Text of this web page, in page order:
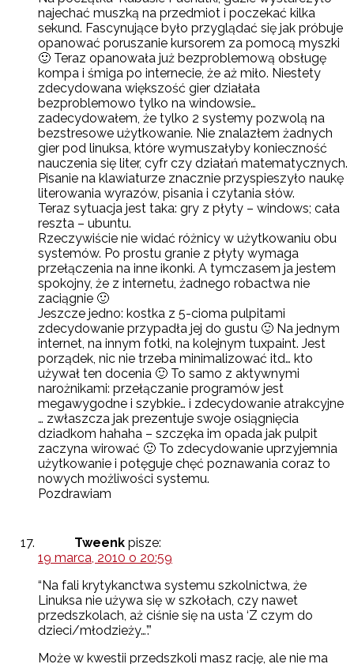
najechać muszką na przedmiot i poczekać kilka
sekund. Fascynujące było przyglądać się jak próbuje
opanować poruszanie kursorem za pomocą myszki
🙂 Teraz opanowała już bezproblemową obsługę
kompa i śmiga po internecie, że aż miło. Niestety
zdecydowana większość gier działała
bezproblemowo tylko na windowsie…
zadecydowałem, że tylko 2 systemy pozwolą na
bezstresowe użytkowanie. Nie znalazłem żadnych
gier pod linuksa, które wymuszałyby konieczność
nauczenia się liter, cyfr czy działań matematycznych.
Pisanie na klawiaturze znacznie przyspieszyło naukę
literowania wyrazów, pisania i czytania słów.
Teraz sytuacja jest taka: gry z płyty – windows; cała
reszta – ubuntu.
Rzeczywiście nie widać różnicy w użytkowaniu obu
systemów. Po prostu granie z płyty wymaga
przełączenia na inne ikonki. A tymczasem ja jestem
spokojny, że z internetu, żadnego robactwa nie
zaciągnie 🙂
Jeszcze jedno: kostka z 5-cioma pulpitami
zdecydowanie przypadła jej do gustu 🙂 Na jednym
internet, na innym fotki, na kolejnym tuxpaint. Jest
porządek, nic nie trzeba minimalizować itd… kto
używał ten docenia 🙂 To samo z aktywnymi
narożnikami: przełączanie programów jest
megawygodne i szybkie… i zdecydowanie atrakcyjne
… zwłaszcza jak prezentuje swoje osiągnięcia
dziadkom hahaha – szczęka im opada jak pulpit
zaczyna wirować 🙂 To zdecydowanie uprzyjemnia
użytkowanie i potęguje chęć poznawania coraz to
nowych możliwości systemu.
Pozdrawiam
Tweenk pisze:
19 marca, 2010 o 20:59
“Na fali krytykanctwa systemu szkolnictwa, że
Linuksa nie używa się w szkołach, czy nawet
przedszkolach, aż ciśnie się na usta ‘Z czym do
dzieci/młodzieży…’.”
Może w kwestii przedszkoli masz rację, ale nie ma